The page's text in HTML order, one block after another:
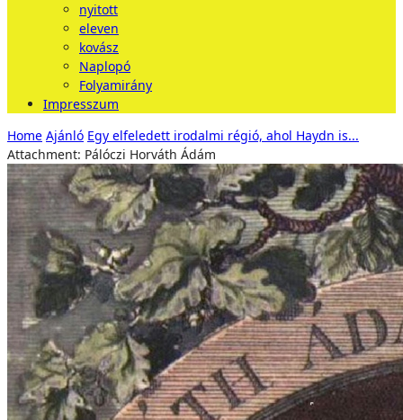
nyitott
eleven
kovász
Naplopó
Folyamirány
Impresszum
Home Ajánló Egy elfeledett irodalmi régió, ahol Haydn is...
Attachment: Pálóczi Horváth Ádám